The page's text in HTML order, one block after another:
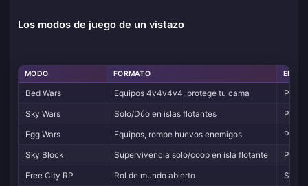
Los modos de juego de un vistazo
MODO FORMATO
Bed Wars Equipos 4v4v4v4, protege tu cama
PvP,
Sky Wars
Solo/Dúo en islas flotantes
PvP,
Egg Wars
Equipos, rompe huevos enemigos
PvP
Sky Block
Supervivencia solo/coop en isla flotante
PvE,
Free City RP
Rol de mundo abierto